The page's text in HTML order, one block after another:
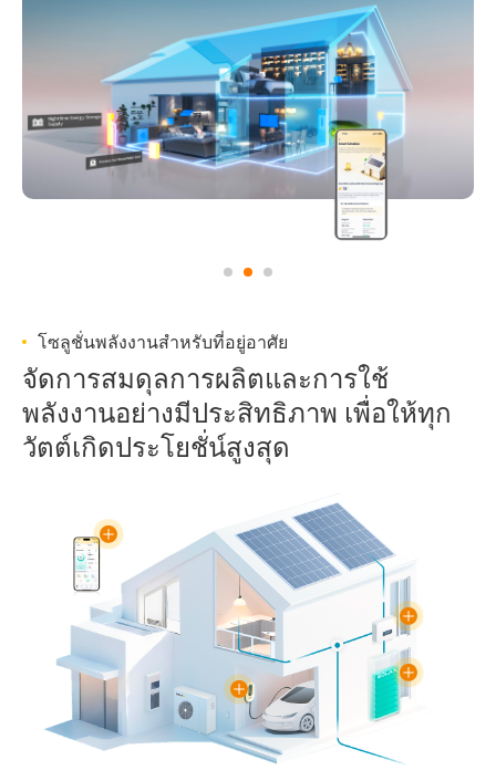
โซลูชั่นพลังงานสำหรับที่อยู่อาศัย
จัดการสมดุลการผลิตและการใช้
พลังงานอย่างมีประสิทธิภาพ เพื่อให้ทุก
วัตต์เกิดประโยชั่น์สูงสุด